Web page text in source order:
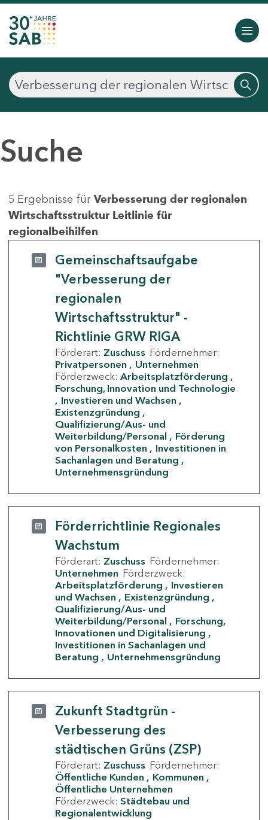
Suche
5 Ergebnisse für Verbesserung der regionalen
Wirtschaftsstruktur Leitlinie für
regionalbeihilfen
Gemeinschaftsaufgabe
"Verbesserung der
regionalen
Wirtschaftsstruktur" -
Richtlinie GRW RIGA
Förderart: Zuschuss Fördernehmer:
Privatpersonen
Unternehmen
Förderzweck: Arbeitsplatzförderung
Forschung, Innovation und Technologie
Investieren und Wachsen
Existenzgründung
Qualifizierung/Aus- und
Weiterbildung/Personal
Förderung
von Personalkosten
Investitionen in
Sachanlagen und Beratung
Unternehmensgründung
Förderrichtlinie Regionales
Wachstum
Förderart: Zuschuss Fördernehmer:
Unternehmen Förderzweck:
Arbeitsplatzförderung
Investieren
und Wachsen
Existenzgründung
Qualifizierung/Aus- und
Weiterbildung/Personal
Forschung,
Innovationen und Digitalisierung
Investitionen in Sachanlagen und
Beratung
Unternehmensgründung
Zukunft Stadtgrün -
Verbesserung des
städtischen Grüns (ZSP)
Förderart: Zuschuss Fördernehmer:
Öffentliche Kunden
Kommunen
Öffentliche Unternehmen
Förderzweck: Städtebau und
Regionalentwicklung